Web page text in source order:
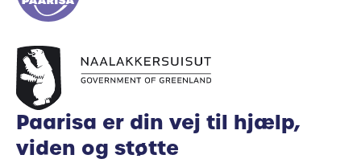
Paarisa er din vej til hjælp,
viden og støtte